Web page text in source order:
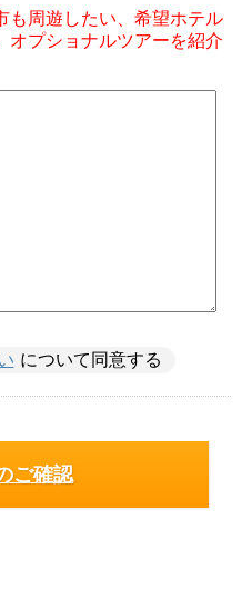
周遊したい、希望ホテル
オプショナルツアーを紹介
について同意する